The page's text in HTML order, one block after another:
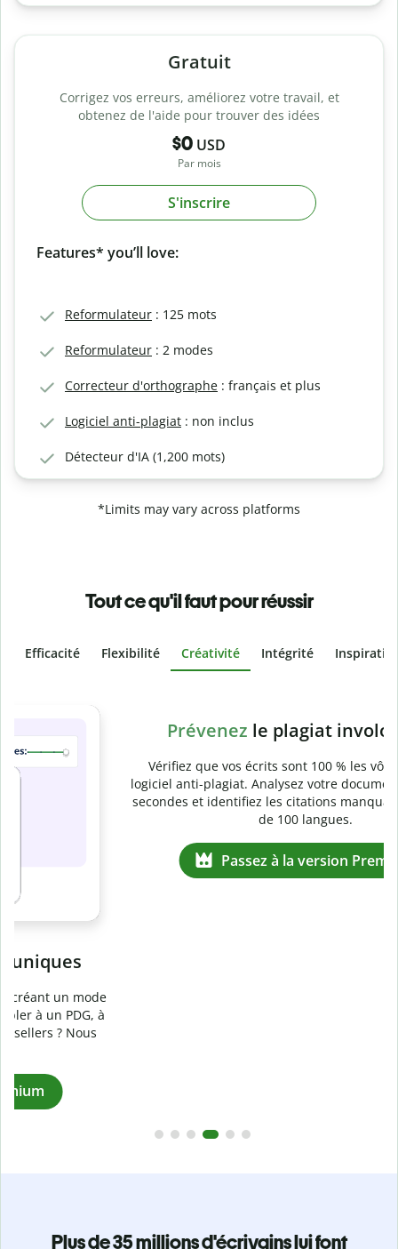
Gratuit
Corrigez vos erreurs, améliorez votre travail, et
obtenez de l'aide pour trouver des idées
$0 USD
Par mois
S'inscrire
Features* you’ll love:
Reformulateur : 125 mots
Reformulateur : 2 modes
Correcteur d'orthographe : français et plus
Logiciel anti-plagiat : non inclus
Détecteur d'IA (1,200 mots)
*Limits may vary across platforms
Tout ce qu'il faut pour réussir
Efficacité Flexibilité Créativité Intégrité
Prévenez
Vérifiez que vos écrits sont 100 % les vôtres grâce au
logiciel anti-plagiat. Analysez votre document en quelques
secondes et identifiez les citations manquantes dans plus
Plus de 35 millions d'écrivains lui font